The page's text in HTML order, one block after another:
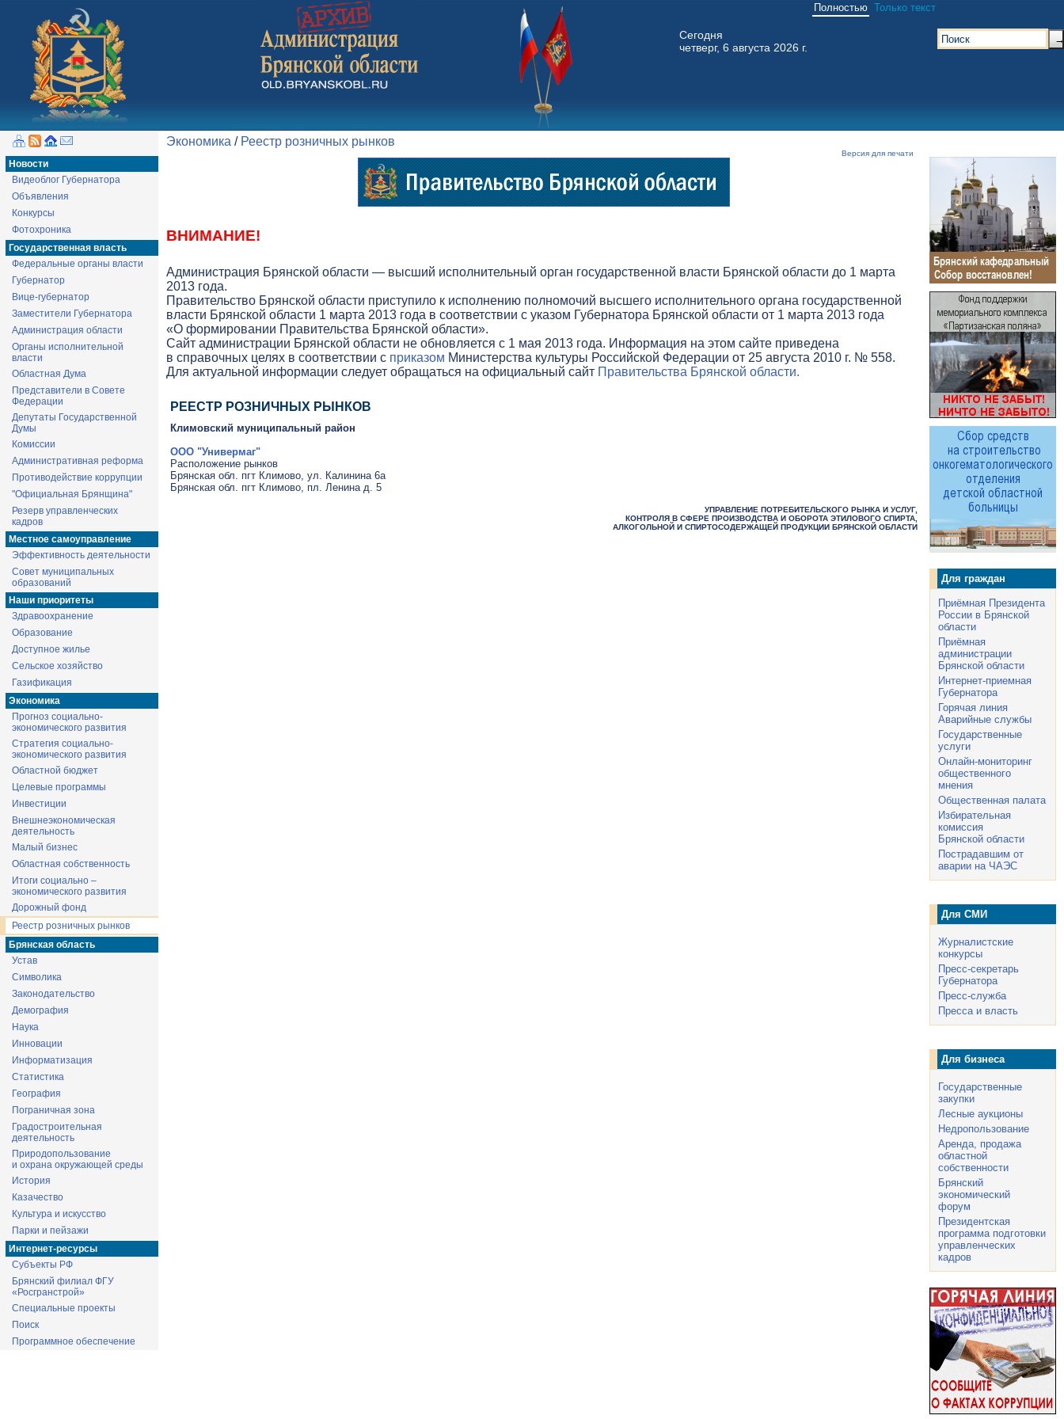
Полностью Только текст
Сегодня
четверг, 6 августа 2026 г.
→
Новости
Видеоблог Губернатора
Объявления
Конкурсы
Фотохроника
Государственная власть
Федеральные органы власти
Губернатор
Вице-губернатор
Заместители Губернатора
Администрация области
Органы исполнительной
власти
Областная Дума
Представители в Совете
Федерации
Депутаты Государственной
Думы
Комиссии
Административная реформа
Противодействие коррупции
"Официальная Брянщина"
Резерв управленческих
кадров
Местное самоуправление
Эффективность деятельности
Совет муниципальных
образований
Наши приоритеты
Здравоохранение
Образование
Доступное жилье
Сельское хозяйство
Газификация
Экономика
Прогноз социально-
экономического развития
Стратегия социально-
экономического развития
Областной бюджет
Целевые программы
Инвестиции
Внешнеэкономическая
деятельность
Малый бизнес
Областная собственность
Итоги социально –
экономического развития
Дорожный фонд
Реестр розничных рынков
Брянская область
Устав
Символика
Законодательство
Демография
Наука
Инновации
Информатизация
Статистика
География
Пограничная зона
Градостроительная
деятельность
Природопользование
и охрана окружающей среды
История
Казачество
Культура и искусство
Парки и пейзажи
Интернет-ресурсы
Субъекты РФ
Брянский филиал ФГУ
«Росгранстрой»
Специальные проекты
Поиск
Программное обеспечение
Экономика / Реестр розничных рынков
Версия для печати
ВНИМАНИЕ!
Администрация Брянской области — высший исполнительный орган государственной власти Брянской области до 1 марта
2013 года.
Правительство Брянской области приступило к исполнению полномочий высшего исполнительного органа государственной
власти Брянской области 1 марта 2013 года в соответствии с указом Губернатора Брянской области от 1 марта 2013 года
«О формировании Правительства Брянской области».
Cайт администрации Брянской области не обновляется с 1 мая 2013 года. Информация на этом сайте приведена
в справочных целях в соответствии с приказом Министерства культуры Российской Федерации от 25 августа 2010 г. № 558.
Для актуальной информации следует обращаться на официальный сайт Правительства Брянской области.
РЕЕСТР РОЗНИЧНЫХ РЫНКОВ
Климовский муниципальный район
ООО "Универмаг"
Расположение рынков
Брянская обл. пгт Климово, ул. Калинина 6а
Брянская обл. пгт Климово, пл. Ленина д. 5
УПРАВЛЕНИЕ ПОТРЕБИТЕЛЬСКОГО РЫНКА И УСЛУГ,
КОНТРОЛЯ В СФЕРЕ ПРОИЗВОДСТВА И ОБОРОТА ЭТИЛОВОГО СПИРТА,
АЛКОГОЛЬНОЙ И СПИРТОСОДЕРЖАЩЕЙ ПРОДУКЦИИ БРЯНСКОЙ ОБЛАСТИ
Для граждан
Приёмная Президента
России в Брянской
области
Приёмная
администрации
Брянской области
Интернет-приемная
Губернатора
Горячая линия
Аварийные службы
Государственные
услуги
Онлайн-мониторинг
общественного
мнения
Общественная палата
Избирательная
комиссия
Брянской области
Пострадавшим от
аварии на ЧАЭС
Для СМИ
Журналистские
конкурсы
Пресс-секретарь
Губернатора
Пресс-служба
Пресса и власть
Для бизнеса
Государственные
закупки
Лесные аукционы
Недропользование
Аренда, продажа
областной
собственности
Брянский
экономический
форум
Президентская
программа подготовки
управленческих
кадров